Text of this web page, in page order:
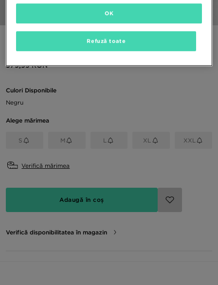
SUPPLY & DEMAND JACHETĂ FACTION JACKET
379,99 RON
Culori Disponibile
Negru
Alege mărimea
S M L XL XXL
Verifică mărimea
Adaugă în coș
Verifică disponibilitatea în magazin
Refuză toate
OK